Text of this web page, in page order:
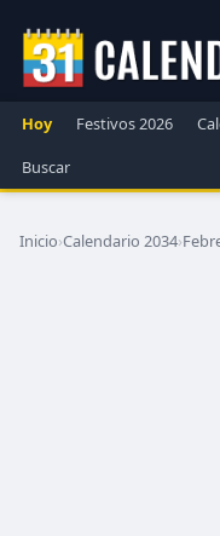
Hoy Festivos 2026
Buscar
Inicio›Calendario 2034›